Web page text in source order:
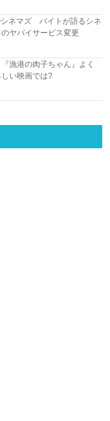
シネマズ バイトが語るシネ
ヤバイサービス変更
『漁港の肉子ちゃん』よく
い映画では?